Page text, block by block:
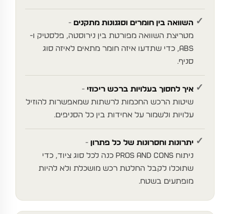
✓ השוואה בין חומרים וסגנונות מתקנים
מטריצת השוואה מפורטת בין נירוסטה, פלסטיק ו-
ABS, כדי שתדעו איזה חומר מתאים לאיזה סוג
סניף.
✓ איך לחסוך בעלויות ברכש ריכוזי
שיטות הרכש החכמות לרשתות שמאפשרות להוזיל
עלויות ולשמור על אחידות בין כל הסניפים.
✓ יתרונות וחסרונות של כל פתרון
ניתוח Pros and Cons כנה לכל סוג ציוד, כדי
שתוכלו לקבל החלטת רכש מושכלת ולא להיות
מופתעים בשטח.